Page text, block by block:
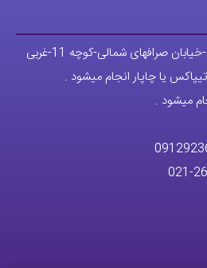
صرافهای شمالی-کوچه 11-غربی
یا چاپار انجام میشود .
میشود .
-021